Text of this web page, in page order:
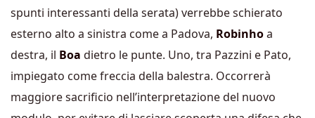
spunti interessanti della serata) verrebbe schierato
esterno alto a sinistra come a Padova, Robinhoa
destra, il Boa dietro le punte. Uno, tra Pazzini e Pato,
impiegato come freccia della balestra. Occorrerà
maggiore sacrificio nell’interpretazione del nuovo